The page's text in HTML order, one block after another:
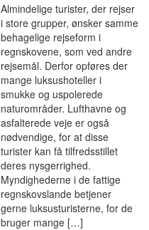
Almindelige turister, der rejser
i store grupper, ønsker samme
behagelige rejseform i
regnskovene, som ved andre
rejsemål. Derfor opføres der
mange luksushoteller i
smukke og uspolerede
naturområder. Lufthavne og
asfalterede veje er også
nødvendige, for at disse
turister kan få tilfredsstillet
deres nysgerrighed.
Myndighederne i de fattige
regnskovslande betjener
gerne luksusturisterne, for de
bruger mange […]